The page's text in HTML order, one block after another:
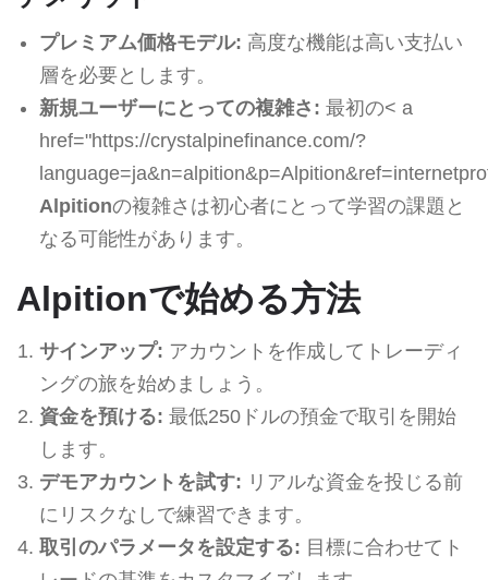
プレミアム価格モデル: 高度な機能は高い支払い
層を必要とします。
新規ユーザーにとっての複雑さ: 最初の< a
href="https://crystalpinefinance.com/?
Alpitionの複雑さは初心者にとって学習の課題と
なる可能性があります。
Alpitionで始める方法
サインアップ: アカウントを作成してトレーディ
ングの旅を始めましょう。
資金を預ける: 最低250ドルの預金で取引を開始
します。
デモアカウントを試す: リアルな資金を投じる前
にリスクなしで練習できます。
取引のパラメータを設定する: 目標に合わせてト